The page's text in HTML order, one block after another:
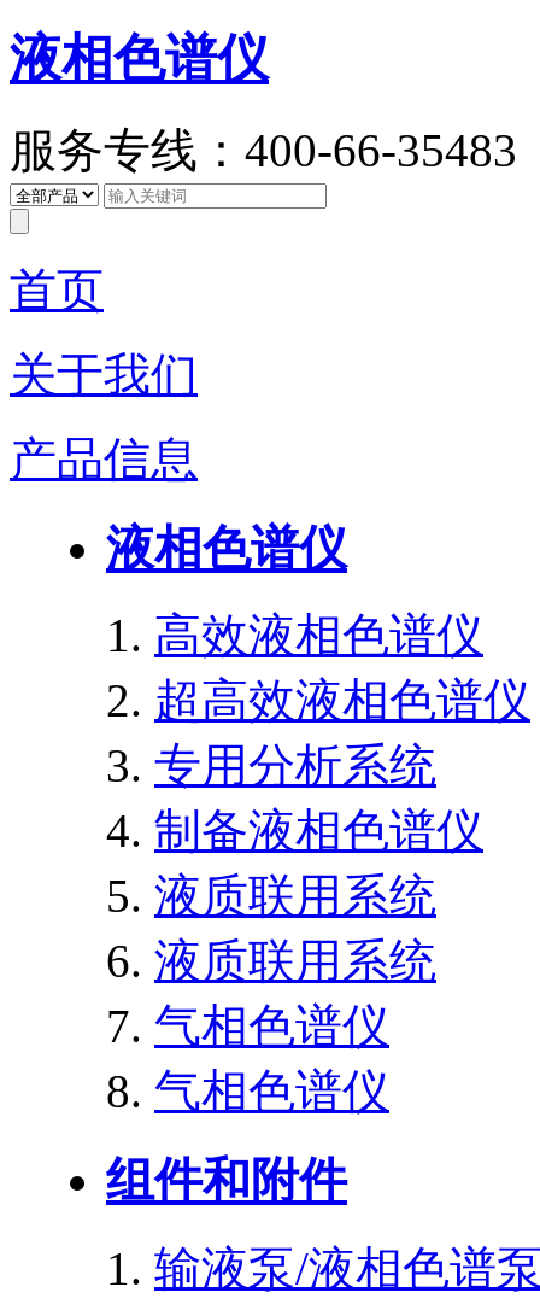
液相色谱仪
服务专线：400-66-35483
首页
关于我们
产品信息
液相色谱仪
高效液相色谱仪
超高效液相色谱仪
专用分析系统
制备液相色谱仪
液质联用系统
液质联用系统
气相色谱仪
气相色谱仪
组件和附件
输液泵/液相色谱